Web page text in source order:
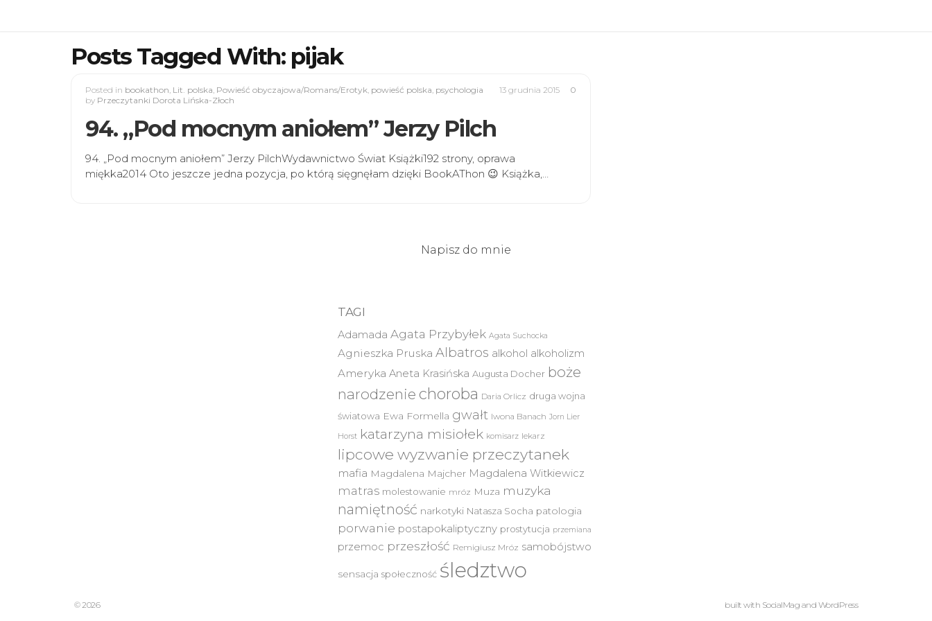
Posts Tagged With: pijak
0
Posted in bookathon, Lit. polska, Powieść obyczajowa/Romans/Erotyk, powieść polska, psychologia
13 grudnia 2015
by Przeczytanki Dorota Lińska-Złoch
94. „Pod mocnym aniołem” Jerzy Pilch
94. „Pod mocnym aniołem” Jerzy PilchWydawnictwo Świat Książki192 strony, oprawa
miękka2014 Oto jeszcze jedna pozycja, po którą sięgnęłam dzięki BookAThon 😉 Książka,…
Napisz do mnie
TAGI
Adamada Agata Przybyłek Agata Suchocka
Agnieszka Pruska Albatros alkohol alkoholizm
Ameryka Aneta Krasińska Augusta Docher boże
narodzenie choroba Daria Orlicz druga wojna
światowa Ewa Formella gwałt Iwona Banach Jorn Lier
Horst katarzyna misiołek komisarz lekarz
lipcowe wyzwanie przeczytanek
mafia Magdalena Majcher Magdalena Witkiewicz
matras molestowanie mróz Muza muzyka
namiętność narkotyki Natasza Socha patologia
porwanie postapokaliptyczny prostytucja przemiana
przemoc przeszłość Remigiusz Mróz samobójstwo
sensacja społeczność śledztwo
© 2026 built with SocialMag and WordPress